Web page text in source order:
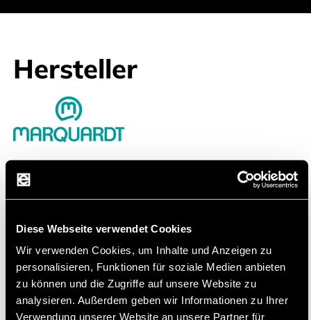
Diese Webseite verwendet Cookies
Wir verwenden Cookies, um Inhalte und Anzeigen zu
personalisieren, Funktionen für soziale Medien anbieten
zu können und die Zugriffe auf unsere Website zu
analysieren. Außerdem geben wir Informationen zu Ihrer
Verwendung unserer Website an unsere Partner für
Hersteller
Marquardt GmBH
Die hochwertigen und langlebigen Produkte
von Marquardt finden in vielen verschiedenen
Die Marquardt Management SE, mit Sitz in
Rietheim-Weilheim, Deutschland, entwickelt und
produziert elektromechanische und elektronische
Schaltsysteme.